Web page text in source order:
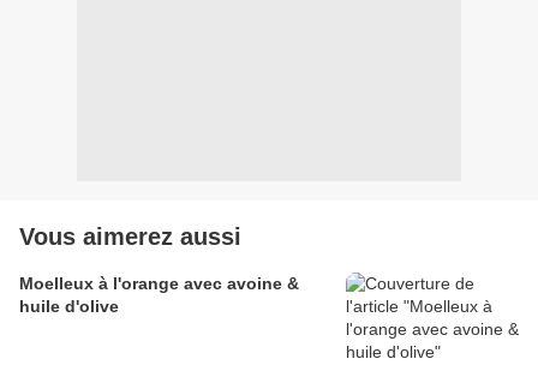
Vous aimerez aussi
Moelleux à l'orange avec avoine &
huile d'olive